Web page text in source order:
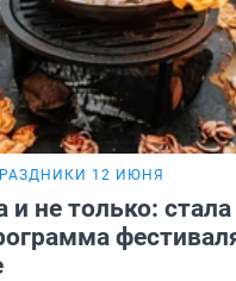
12 ИЮНЯ
и не только: стала